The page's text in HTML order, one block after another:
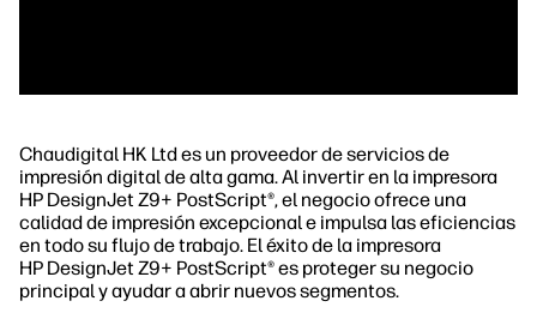
Chaudigital HK Ltd es un proveedor de servicios de
impresión digital de alta gama. Al invertir en la impresora
HP DesignJet Z9+ PostScript®, el negocio ofrece una
calidad de impresión excepcional e impulsa las eficiencias
en todo su flujo de trabajo. El éxito de la impresora
HP DesignJet Z9+ PostScript® es proteger su negocio
principal y ayudar a abrir nuevos segmentos.